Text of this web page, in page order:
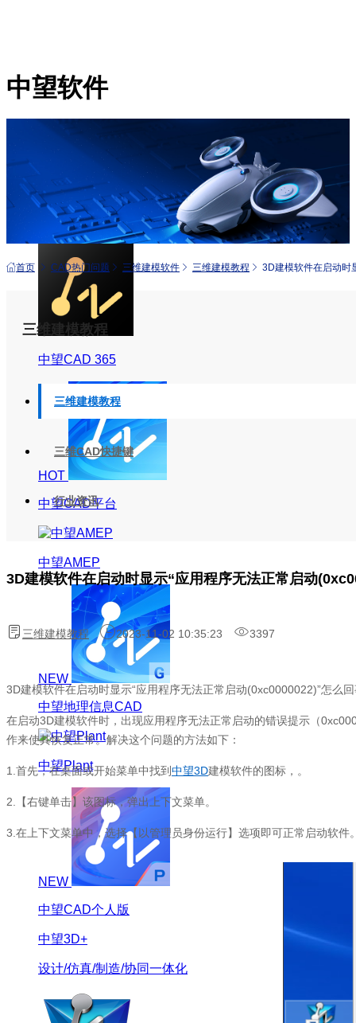
中望软件
中望CAD+
从工具到平台 打造行业解决方案
中望CAD 365
HOT
中望CAD平台
中望AMEP
NEW
中望地理信息CAD
中望Plant
NEW
中望CAD个人版
中望3D+
设计/仿真/制造/协同一体化
首页 CAD热门问题 三维建模软件 三维建模教程 3D建模软件在启动时
三维建模教程
三维建模教程
三维CAD快捷键
行业资讯
3D建模软件在启动时显示“应用程序无法正常启动
三维建模教程 2023-11-02 10:35:23 3397
3D建模软件在启动时显示“应用程序无法正常启动(0xc0000022)”怎么
在启动3D建模软件时，出现应用程序无法正常启动的错误提示（
作来使其恢复正常。解决这个问题的方法如下：
1.首先，在桌面或开始菜单中找到 中望3D建模软件的图标，。
2.【右键单击】该图标，弹出上下文菜单。
3.在上下文菜单中，选择【以管理员身份运行】选项即可正常启动软件